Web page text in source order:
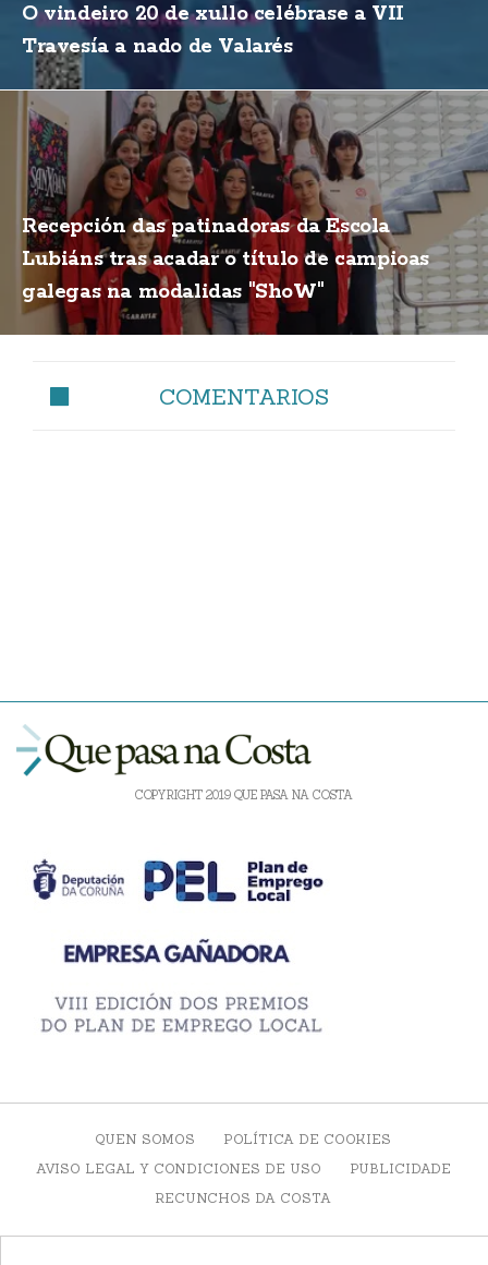
O vindeiro 20 de xullo celébrase a VII
Travesía a nado de Valarés
Recepción das patinadoras da Escola
Lubiáns tras acadar o título de campioas
galegas na modalidas "ShoW"
COMENTARIOS
COPYRIGHT 2019 QUE PASA NA COSTA
QUEN SOMOS
POLÍTICA DE COOKIES
AVISO LEGAL Y CONDICIONES DE USO
PUBLICIDADE
RECUNCHOS DA COSTA